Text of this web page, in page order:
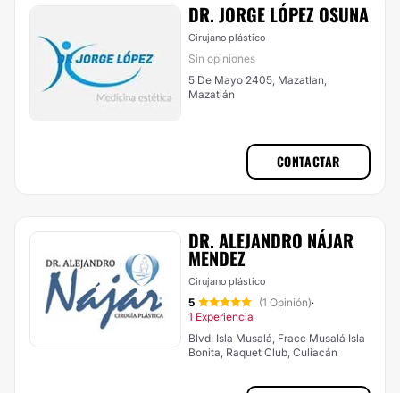
DR. JORGE LÓPEZ OSUNA
Cirujano plástico
Sin opiniones
5 De Mayo 2405, Mazatlan,
Mazatlán
CONTACTAR
DR. ALEJANDRO NÁJAR
MENDEZ
Cirujano plástico
5 (1 Opinión)·
1 Experiencia
Blvd. Isla Musalá, Fracc Musalá Isla
Bonita, Raquet Club, Culiacán